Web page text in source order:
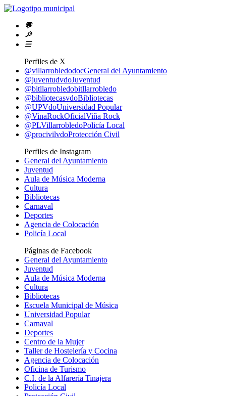
💬
🔎
☰
Perfiles de X
@villarrobledodocGeneral del Ayuntamiento
@juventudvdoJuventud
@bitllarrobledobitllarrobledo
@bibliotecasvdoBibliotecas
@UPVdoUniversidad Popular
@VinaRockOficialViña Rock
@PLVillarrobledoPolicía Local
@procivilvdoProtección Civil
Perfiles de Instagram
General del Ayuntamiento
Juventud
Aula de Música Moderna
Cultura
Bibliotecas
Carnaval
Deportes
Agencia de Colocación
Policía Local
Páginas de Facebook
General del Ayuntamiento
Juventud
Aula de Música Moderna
Cultura
Bibliotecas
Escuela Municipal de Música
Universidad Popular
Carnaval
Deportes
Centro de la Mujer
Taller de Hostelería y Cocina
Agencia de Colocación
Oficina de Turismo
C.I. de la Alfarería Tinajera
Policía Local